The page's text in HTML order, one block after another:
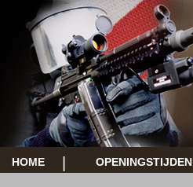
HOME OPENINGSTIJDEN